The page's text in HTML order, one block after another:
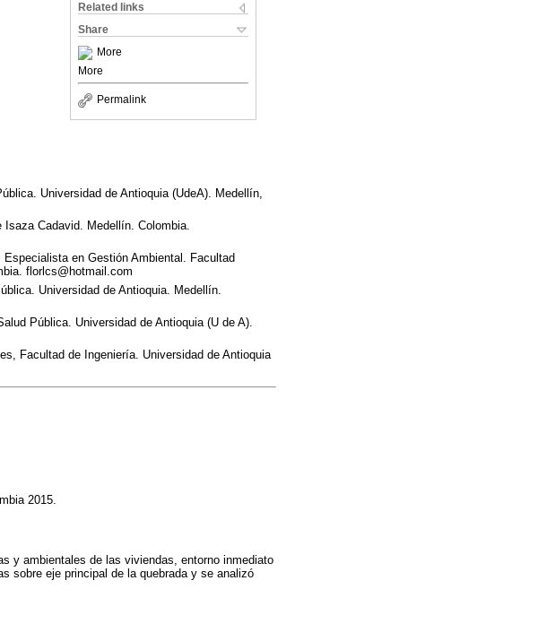
Related links
Share
More
More
Permalink
Universidad de Antioquia (UdeA). Medellín,
Cadavid. Medellín. Colombia.
en Gestión Ambiental. Facultad
florlcs@hotmail.com
Universidad de Antioquia. Medellín.
Pública. Universidad de Antioquia (U de A).
Facultad de Ingeniería. Universidad de Antioquia
2015.
y ambientales de las viviendas, entorno inmediato
sobre eje principal de la quebrada y se analizó